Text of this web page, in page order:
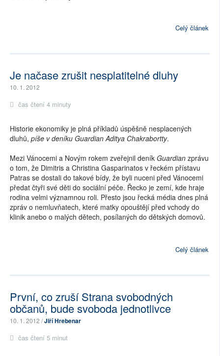
Celý článek
Je načase zrušit nesplatitelné dluhy
10. 1. 2012
čas čtení 4 minuty
Historie ekonomiky je plná příkladů úspěšně nesplacených
dluhů, píše v deníku Guardian Aditya Chakrabortty.
Mezi Vánocemi a Novým rokem zveřejnil deník Guardian zprávu
o tom, že Dimitris a Christina Gasparinatos v řeckém přístavu
Patras se dostali do takové bídy, že byli nuceni před Vánocemi
předat čtyři své děti do sociální péče. Řecko je zemí, kde hraje
rodina velmi významnou roli. Přesto jsou řecká média dnes plná
zpráv o nemluvňatech, které matky opouštějí před vchody do
klinik anebo o malých dětech, posílaných do dětských domovů.
Celý článek
První, co zruší Strana svobodných
občanů, bude svoboda jednotlivce
10. 1. 2012 /Jiří Hrebenar
čas čtení 5 minut